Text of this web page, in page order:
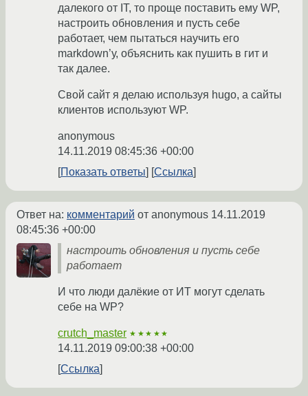
далекого от IT, то проще поставить ему WP,
настроить обновления и пусть себе
работает, чем пытаться научить его
markdown’у, объяснить как пушить в гит и
так далее.
Свой сайт я делаю используя hugo, а сайты
клиентов используют WP.
anonymous
14.11.2019 08:45:36 +00:00
Показать ответы
Ссылка
Ответ на: комментарий от anonymous 14.11.2019
08:45:36 +00:00
настроить обновления и пусть себе
работает
И что люди далёкие от ИТ могут сделать
себе на WP?
crutch_master ★★★★★
14.11.2019 09:00:38 +00:00
Ссылка